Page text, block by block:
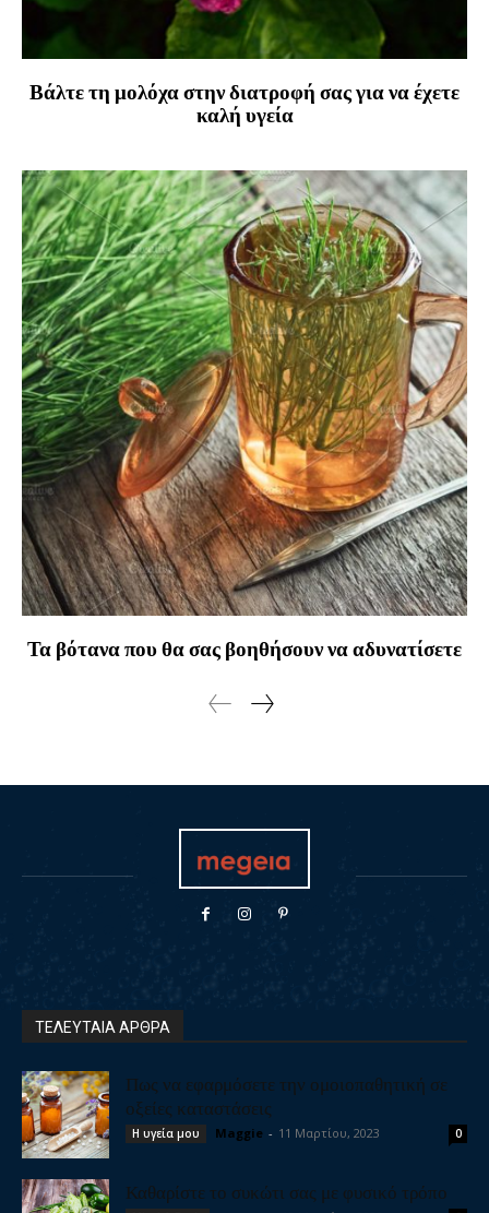
Βάλτε τη μολόχα στην διατροφή σας για να έχετε
καλή υγεία
Τα βότανα που θα σας βοηθήσουν να αδυνατίσετε
ΤΕΛΕΥΤΑΙΑ ΑΡΘΡΑ
Πως να εφαρμόσετε την ομοιοπαθητική σε
οξείες καταστάσεις
Η υγεία μου Maggie - 11 Μαρτίου, 2023 0
Καθαρίστε το συκώτι σας με φυσικό τρόπο